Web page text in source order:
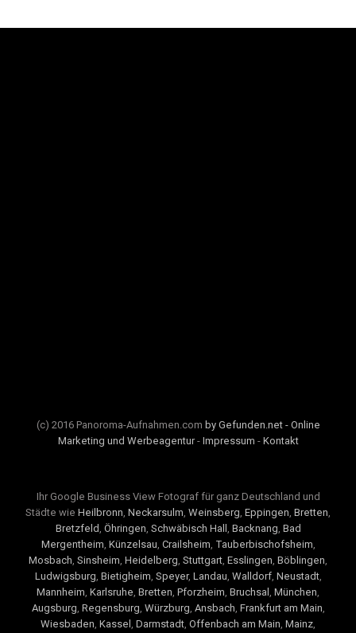
(c) 2016 Panoroma-Aufnahmen.com by Gefunden.net - Online
Marketing und Werbeagentur- Impressum - Kontakt
Ihr Google Business View Fotograf für ganz Deutschland und
Städte wie Heilbronn, Neckarsulm, Weinsberg, Eppingen, Bretten,
Bretzfeld, Öhringen, Schwäbisch Hall , Backnang, Bad
Mergentheim, Künzelsau, Crailsheim, Tauberbischofsheim,
Mosbach, Sinsheim, Heidelberg, Stuttgart, Esslingen, Böblingen,
Ludwigsburg, Bietigheim, Speyer, Landau, Walldorf, Neustadt,
Mannheim, Karlsruhe, Bretten, Pforzheim, Bruchsal , München,
Augsburg, Regensburg, Würzburg, Ansbach, Frankfurt am Main,
Wiesbaden, Kassel , Darmstadt, Offenbach am Main, Mainz,